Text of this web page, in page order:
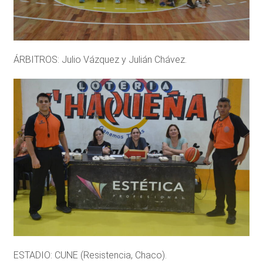
ÁRBITROS: Julio Vázquez y Julián Chávez.
ESTADIO: CUNE (Resistencia, Chaco).